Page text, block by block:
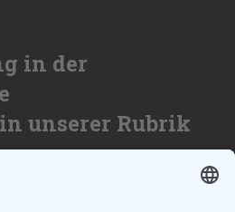
in der
unserer Rubrik
von über